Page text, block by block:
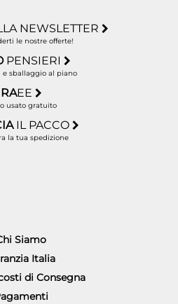
NEWSLETTER
le nostre offerte!
PENSIERI
e sballaggio al piano
RAEE
usato gratuito
IL PACCO
la tua spedizione
Siamo
Italia
di Consegna